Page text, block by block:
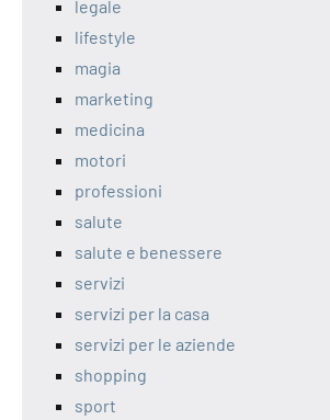
legale
lifestyle
magia
marketing
medicina
motori
professioni
salute
salute e benessere
servizi
servizi per la casa
servizi per le aziende
shopping
sport